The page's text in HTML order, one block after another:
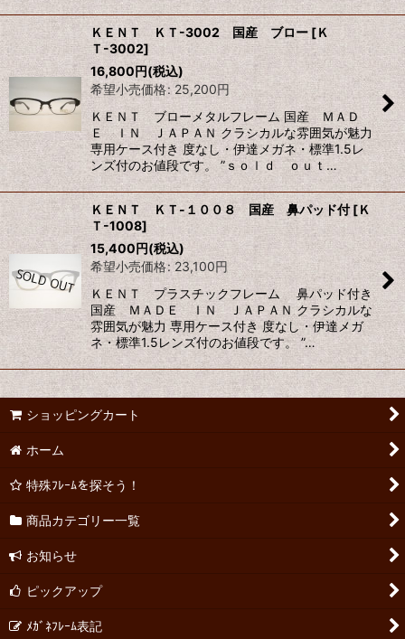
ＫＥＮＴ ＫＴ-3002 国産 ブロー [Ｋ
Ｔ-3002]
16,800円(税込)
希望小売価格: 25,200円
ＫＥＮＴ ブローメタルフレーム 国産 ＭＡＤ
Ｅ ＩＮ ＪＡＰＡＮ クラシカルな雰囲気が魅力
専用ケース付き 度なし・伊達メガネ・標準1.5レ
ンズ付のお値段です。 ”ｓｏｌｄ ｏｕｔ…
ＫＥＮＴ ＫＴ-１００８ 国産 鼻パッド付 [Ｋ
Ｔ-1008]
15,400円(税込)
希望小売価格: 23,100円
ＫＥＮＴ プラスチックフレーム 鼻パッド付き
国産 ＭＡＤＥ ＩＮ ＪＡＰＡＮ クラシカルな
雰囲気が魅力 専用ケース付き 度なし・伊達メガ
ネ・標準1.5レンズ付のお値段です。 ”…
ショッピングカート
ホーム
特殊ﾌﾚｰﾑを探そう！
商品カテゴリー一覧
お知らせ
ピックアップ
ﾒｶﾞﾈﾌﾚｰﾑ表記